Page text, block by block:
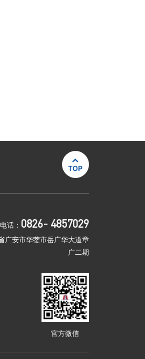

TOP
电话： 0826- 4857029
广安市华蓥市岳广华大道章
广二期
官方微信